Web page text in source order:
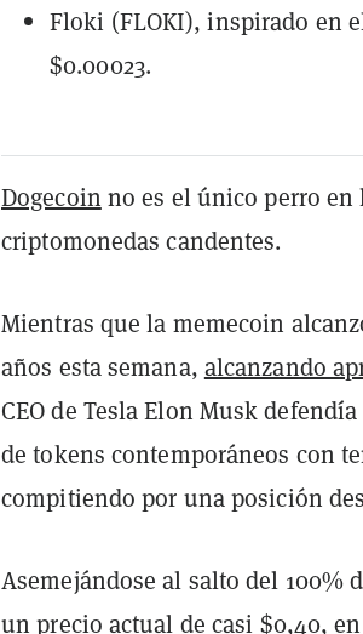
Floki (FLOKI), inspirado en
$0.00023.
Dogecoin no es el único perro en
criptomonedas candentes.
Mientras que la memecoin
años esta semana, alcanzando
CEO de Tesla Elon Musk defendía
de tokens contemporáneos con
compitiendo por una posición
Asemejándose al salto del 100%
un precio actual de casi $0,40,